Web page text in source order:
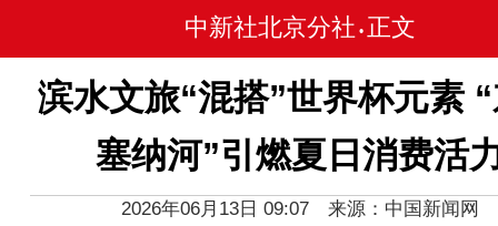
中新社北京分社 • 正文
滨水文旅“混搭”世界杯元素
塞纳河”引燃夏日消费活
2026年06月13日 09:07 来源：中国新闻网